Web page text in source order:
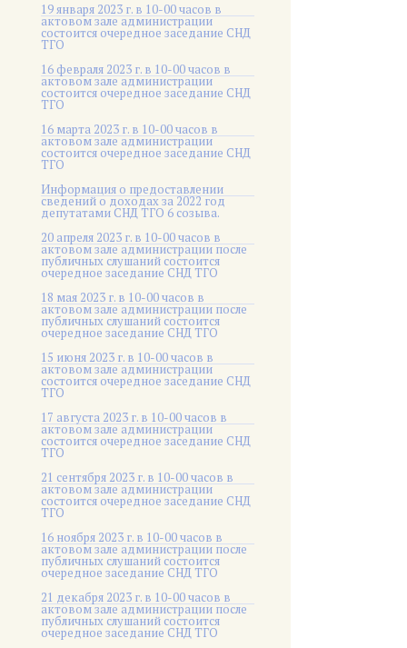
19 января 2023 г. в 10-00 часов в
актовом зале администрации
состоится очередное заседание СНД
ТГО
16 февраля 2023 г. в 10-00 часов в
актовом зале администрации
состоится очередное заседание СНД
ТГО
16 марта 2023 г. в 10-00 часов в
актовом зале администрации
состоится очередное заседание СНД
ТГО
Информация о предоставлении
сведений о доходах за 2022 год
депутатами СНД ТГО 6 созыва.
20 апреля 2023 г. в 10-00 часов в
актовом зале администрации после
публичных слушаний состоится
очередное заседание СНД ТГО
18 мая 2023 г. в 10-00 часов в
актовом зале администрации после
публичных слушаний состоится
очередное заседание СНД ТГО
15 июня 2023 г. в 10-00 часов в
актовом зале администрации
состоится очередное заседание СНД
ТГО
17 августа 2023 г. в 10-00 часов в
актовом зале администрации
состоится очередное заседание СНД
ТГО
21 сентября 2023 г. в 10-00 часов в
актовом зале администрации
состоится очередное заседание СНД
ТГО
16 ноября 2023 г. в 10-00 часов в
актовом зале администрации после
публичных слушаний состоится
очередное заседание СНД ТГО
21 декабря 2023 г. в 10-00 часов в
актовом зале администрации после
публичных слушаний состоится
очередное заседание СНД ТГО